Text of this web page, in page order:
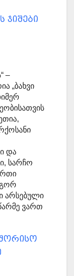
ჯიშები
–
„ბახვი
და
სარჩო
არსებული
ვართ